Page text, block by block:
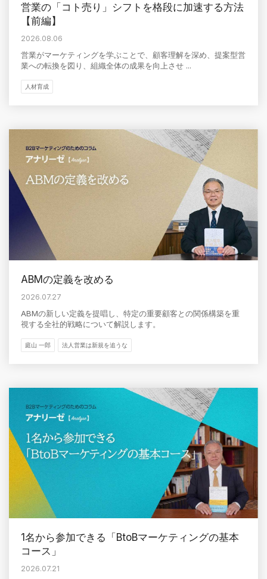
営業の「コト売り」シフトを格段に加速する方法
【前編】
2026.08.06
営業がマーケティングを学ぶことで、顧客理解を深め、提案型営
業への転換を図り、組織全体の成果を向上させ ...
人材育成
ABMの定義を改める
2026.07.27
ABMの新しい定義を提唱し、特定の重要顧客との関係構築を重
視する全社的戦略について解説します。
庭山 一郎 法人営業は新規を追うな
1名から参加できる「BtoBマーケティングの基本
コース」
2026.07.21